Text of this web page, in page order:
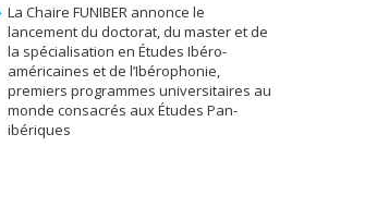
La Chaire FUNIBER annonce le
lancement du doctorat, du master et de
la spécialisation en Études Ibéro-
américaines et de l’Ibérophonie,
premiers programmes universitaires au
monde consacrés aux Études Pan-
ibériques